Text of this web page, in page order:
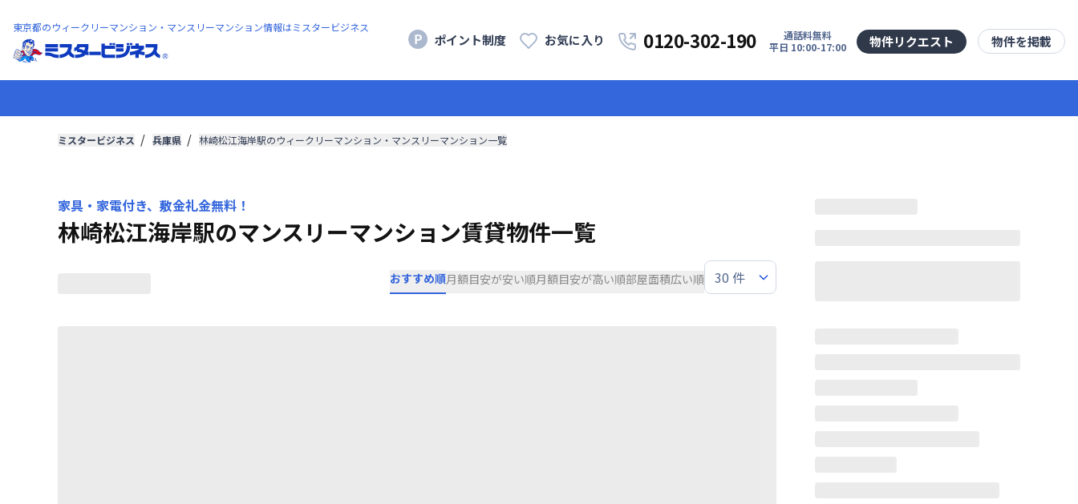
東京都のウィークリーマンション・マンスリーマンション情報はミスタービジネス
ポイント制度 お気に入り 0120-302-190
通話料無料
平日 10:00-17:00
物件リクエスト 物件を掲載
ミスタービジネス 兵庫県 林崎松江海岸駅のウィークリーマンション・マンスリーマンション一覧
家具・家電付き、敷金礼金無料！
林崎松江海岸駅のマンスリーマンション賃貸物件一覧
おすすめ順月額目安が安い順月額目安が高い順部屋面積広い順